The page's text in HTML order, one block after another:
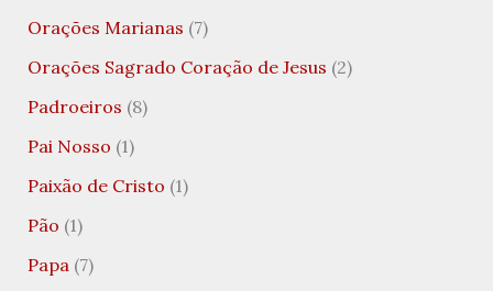
Orações Marianas (7)
Orações Sagrado Coração de Jesus (2)
Padroeiros (8)
Pai Nosso (1)
Paixão de Cristo (1)
Pão (1)
Papa (7)